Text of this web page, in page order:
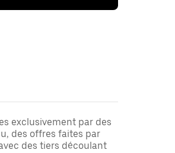
exclusivement par des
des offres faites par
des tiers découlant